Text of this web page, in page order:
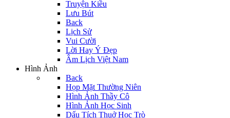
Truyện Kiều
Lưu Bút
Back
Lịch Sử
Vui Cười
Lời Hay Ý Đẹp
Âm Lịch Việt Nam
Hình Ảnh
Back
Họp Mặt Thường Niên
Hình Ảnh Thầy Cô
Hình Ảnh Học Sinh
Dấu Tích Thuở Học Trò